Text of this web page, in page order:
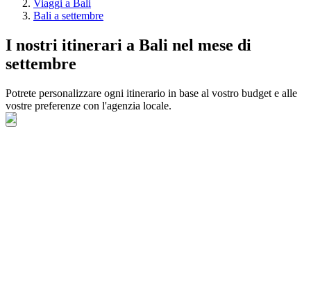
Viaggi a Bali
Bali a settembre
I nostri itinerari a Bali nel mese di
settembre
Potrete personalizzare ogni itinerario in base al vostro budget e alle
vostre preferenze con l'agenzia locale.